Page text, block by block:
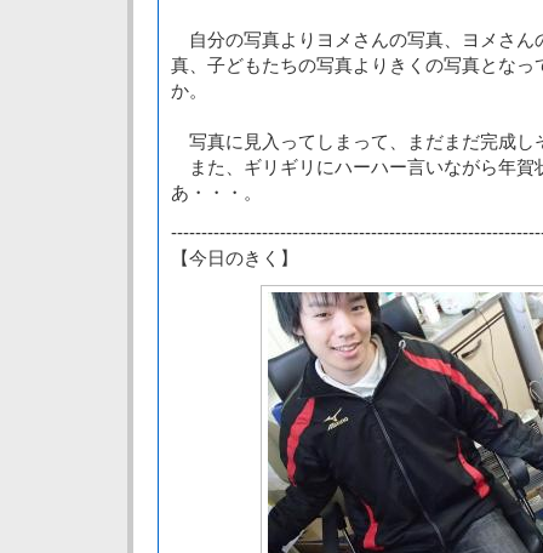
自分の写真よりヨメさんの写真、ヨメさん
真、子どもたちの写真よりきくの写真となっ
か。
写真に見入ってしまって、まだまだ完成し
また、ギリギリにハーハー言いながら年賀
あ・・・。
【今日のきく】